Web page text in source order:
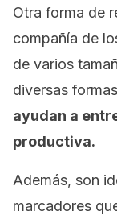
Otra forma de
compañía de
de varios
diversas
ayudan a
productiva.
Además, son
marcadores